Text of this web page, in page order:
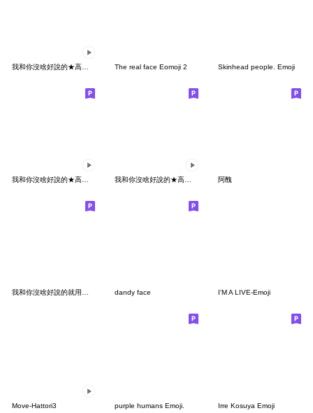
The real face Eomoji 2 Skinhead people. Emoji
阿醜
我和你沒啥好說的就用表情貼來表達吧！ dandy face I'M A LIVE-Emoji
Move-Hattori3 purple humans Emoji. Irre Kosuya Emoji